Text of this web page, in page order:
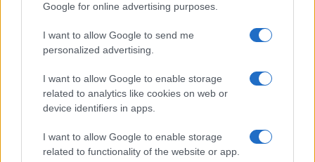
Google for online advertising purposes.
I want to allow Google to send me
personalized advertising.
I want to allow Google to enable storage
related to analytics like cookies on web or
device identifiers in apps.
I want to allow Google to enable storage
related to functionality of the website or app.
Ristorante distrutto dalle fiamme a La
Maddalena, incendio a Monti d’à rena
Le previsioni meteo per il weekend a Olbia e in
Gallura
Michelle Hunziker in Gallura, bella anche dal